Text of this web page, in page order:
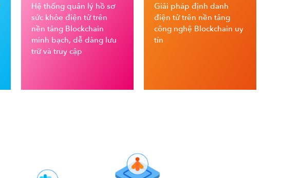
Hệ thống quản lý hồ sơ
sức khỏe điện tử trên
nền tảng Blockchain
minh bạch, dễ dàng lưu
trữ và truy cập
Giải pháp định danh
điện tử trên nền tảng
công nghệ Blockchain uy
tín